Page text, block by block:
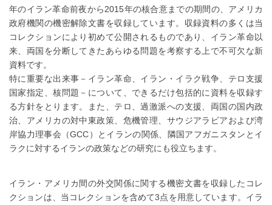
年のイラン革命前夜から2015年の核合意までの期間の、アメリカ
政府機関の機密解除文書を収録しています。収録資料の多くは当
コレクションにより初めて公開されるものであり、イラン革命以
来、両国を分断してきたあらゆる問題を考察する上で不可欠な新
資料です。
特に重要な出来事－イラン革命、イラン・イラク戦争、テロ支援
国家指定、核問題－について、できるだけ包括的に資料を収録す
る方針をとります。また、テロ、過激派への支援、両国の国内政
治、アメリカの対中東政策、危機管理、サウジアラビアおよび湾
岸協力理事会（GCC）とイランの関係、隣国アフガニスタンとイ
ラクに対するイランの政策などの研究にも役立ちます。
イラン・アメリカ間の外交関係に関する機密文書を収録したコレ
クションは、当コレクションを含めて3点を用意しています。イラ